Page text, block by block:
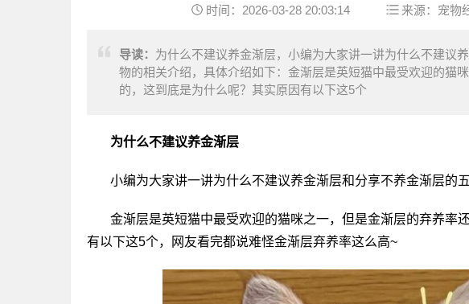
时间：2026-03-28 20:03:14 来源： 宠物
导读： 为什么不建议养金渐层，小编为大家讲一讲为什么不建议
物的相关介绍，具体介绍如下：金渐层是英短猫中最受欢迎的猫
的，这到底是为什么呢？其实原因有以下这5个
为什么不建议养金渐层
小编为大家讲一讲为什么不建议养金渐层和分享不养金渐层的
金渐层是英短猫中最受欢迎的猫咪之一，但是金渐层的弃养率
有以下这5个，网友看完都说难怪金渐层弃养率这么高~